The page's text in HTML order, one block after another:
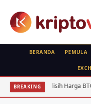
BERANDA PEMULA
BREAKING
Selisih Harga BTC ETH